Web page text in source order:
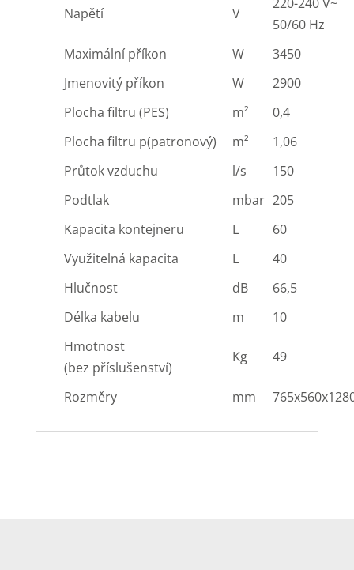
Napětí V
50/60 Hz
Maximální příkon
W
3450
Jmenovitý příkon
W
2900
Plocha filtru (PES)
m²
0,4
Plocha filtru p(patronový)
m²
1,06
Průtok vzduchu
l/s
150
Podtlak
mbar 205
Kapacita kontejneru
L
60
Využitelná kapacita
L
40
Hlučnost
dB
66,5
Délka kabelu
m
10
Hmotnost
(bez příslušenství)
Kg 49
Rozměry mm